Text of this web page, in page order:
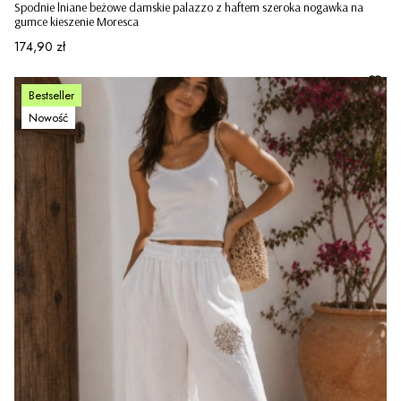
Spodnie lniane beżowe damskie palazzo z haftem szeroka nogawka na
gumce kieszenie Moresca
Cena
174,90 zł
Bestseller
Nowość